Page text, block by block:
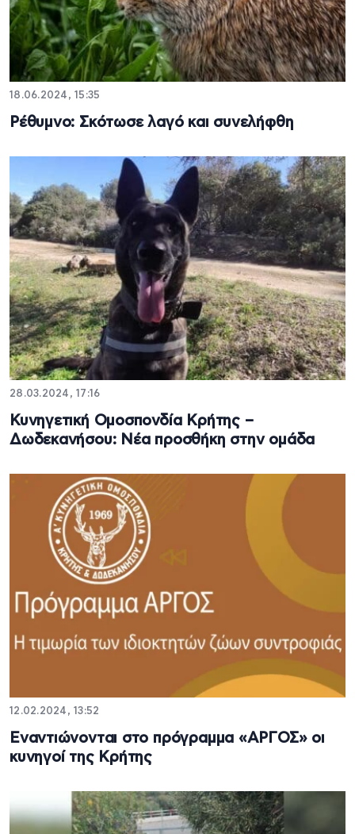
18.06.2024, 15:35
Ρέθυμνο: Σκότωσε λαγό και συνελήφθη
28.03.2024, 17:16
Κυνηγετική Ομοσπονδία Κρήτης –
Δωδεκανήσου: Νέα προσθήκη στην ομάδα
12.02.2024, 13:52
Εναντιώνονται στο πρόγραμμα «ΑΡΓΟΣ» οι
κυνηγοί της Κρήτης